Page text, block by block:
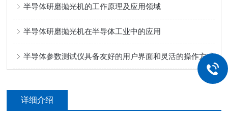
半导体研磨抛光机的工作原理及应用领域
半导体研磨抛光机在半导体工业中的应用
半导体参数测试仪具备友好的用户界面和灵活的操作方式
详细介绍